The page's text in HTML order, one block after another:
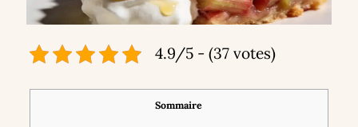
4.9/5 - (37 votes)
Sommaire